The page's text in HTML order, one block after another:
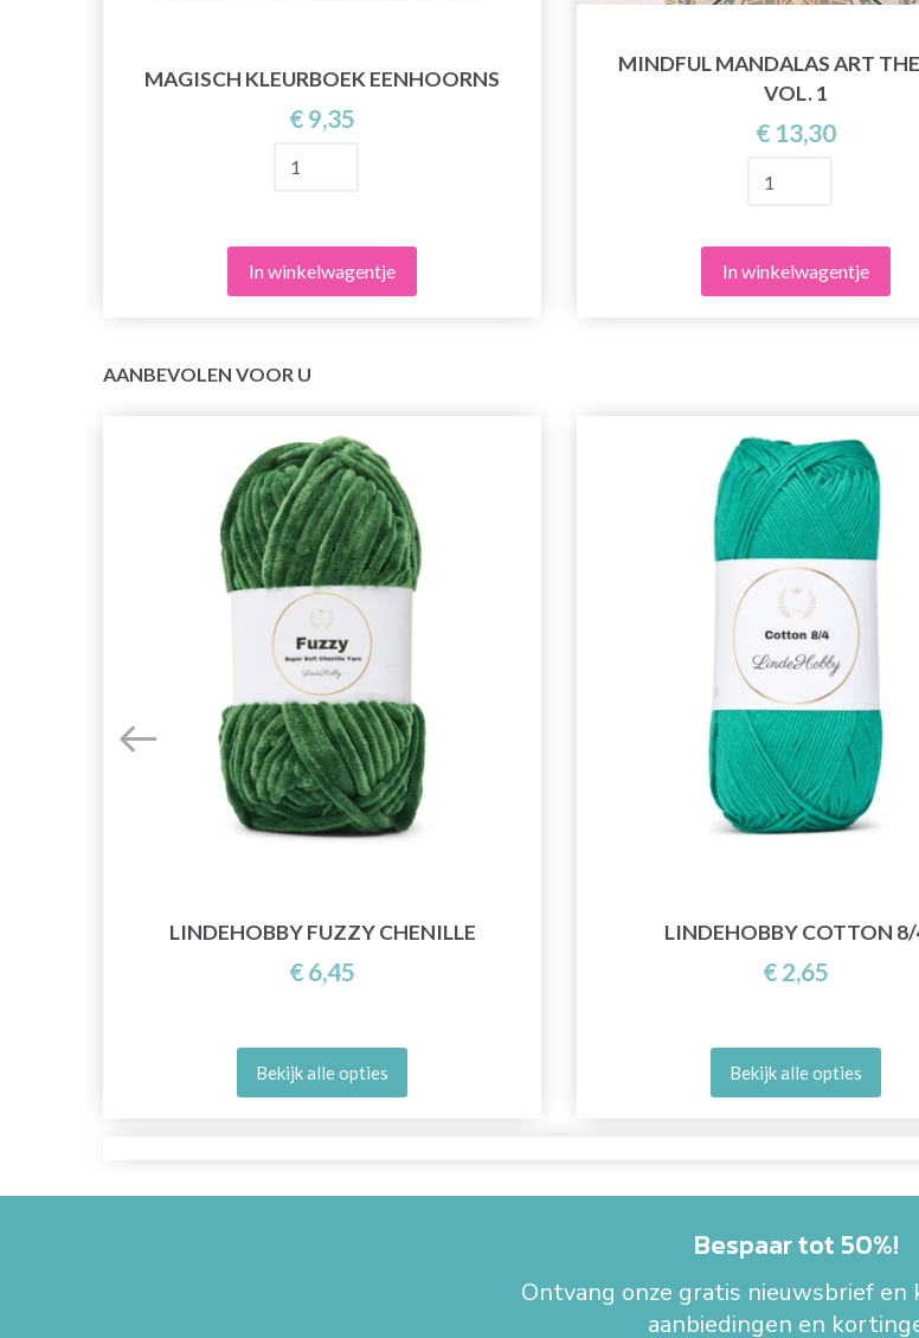
MAGISCH KLEURBOEK EENHOORNS
€ 9,35
In winkelwagentje
MINDFUL MANDALAS ART
VOL. 1
€ 13,30
In winkelwagentje
AANBEVOLEN VOOR U
LINDEHOBBY FUZZY CHENILLE
€ 6,45
Bekijk alle opties
LINDEHOBBY COTTON
€ 2,65
Bekijk alle opties
Bespaar tot 50%!
Ontvang onze gratis nieuwsbrief en
aanbiedingen en